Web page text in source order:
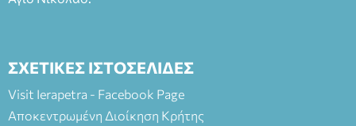
ΣΧΕΤΙΚΕΣ ΙΣΤΟΣΕΛΙΔΕΣ
Visit Ierapetra - Facebook Page
Αποκεντρωμένη Διοίκηση Κρήτης